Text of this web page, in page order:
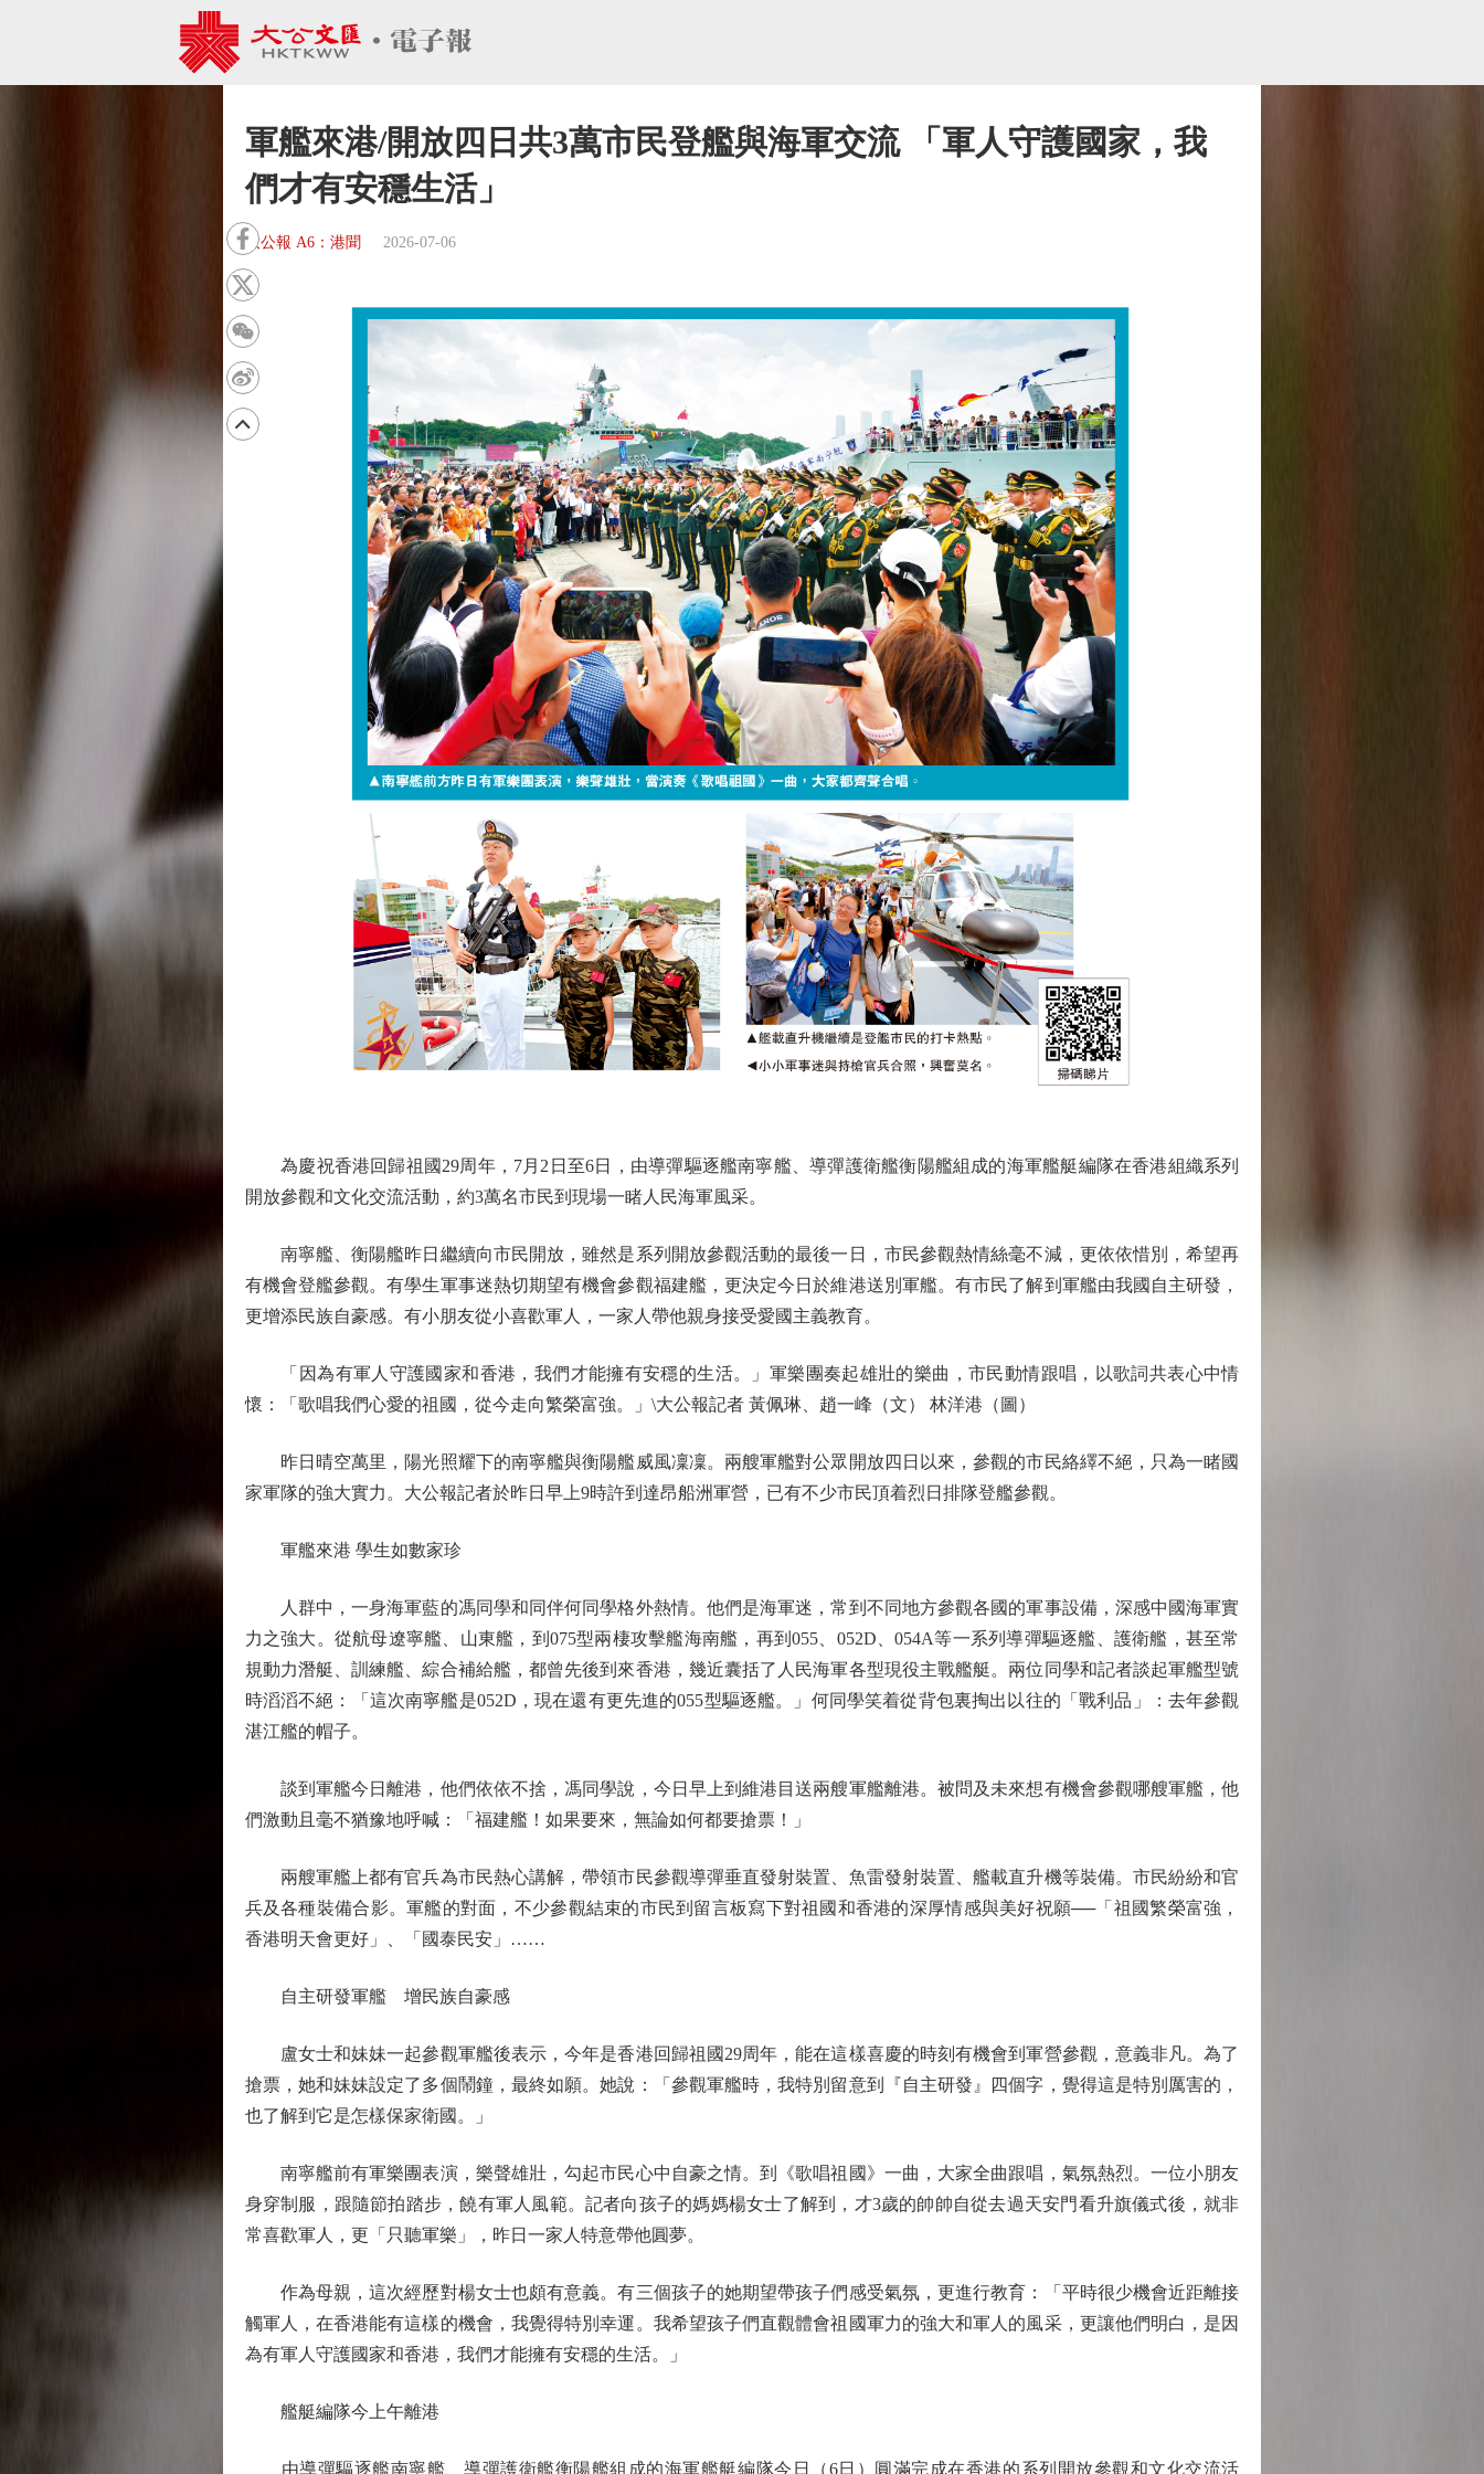
軍艦來港/開放四日共3萬市民登艦與海軍交流 「軍人守護國家，我
們才有安穩生活」
大公報 A6：港聞 2026-07-06
為慶祝香港回歸祖國29周年，7月2日至6日，由導彈驅逐艦南寧艦、導彈護衛艦衡陽艦組成的海軍艦艇編隊在香港組織系列
開放參觀和文化交流活動，約3萬名市民到現場一睹人民海軍風采。
南寧艦、衡陽艦昨日繼續向市民開放，雖然是系列開放參觀活動的最後一日，市民參觀熱情絲毫不減，更依依惜別，希望再
有機會登艦參觀。有學生軍事迷熱切期望有機會參觀福建艦，更決定今日於維港送別軍艦。有市民了解到軍艦由我國自主研發，
更增添民族自豪感。有小朋友從小喜歡軍人，一家人帶他親身接受愛國主義教育。
「因為有軍人守護國家和香港，我們才能擁有安穩的生活。」軍樂團奏起雄壯的樂曲，市民動情跟唱，以歌詞共表心中情
懷：「歌唱我們心愛的祖國，從今走向繁榮富強。」\大公報記者 黃佩琳、趙一峰（文） 林洋港（圖）
昨日晴空萬里，陽光照耀下的南寧艦與衡陽艦威風凜凜。兩艘軍艦對公眾開放四日以來，參觀的市民絡繹不絕，只為一睹國
家軍隊的強大實力。大公報記者於昨日早上9時許到達昂船洲軍營，已有不少市民頂着烈日排隊登艦參觀。
軍艦來港 學生如數家珍
人群中，一身海軍藍的馮同學和同伴何同學格外熱情。他們是海軍迷，常到不同地方參觀各國的軍事設備，深感中國海軍實
力之強大。從航母遼寧艦、山東艦，到075型兩棲攻擊艦海南艦，再到055、052D、054A等一系列導彈驅逐艦、護衛艦，甚至常
規動力潛艇、訓練艦、綜合補給艦，都曾先後到來香港，幾近囊括了人民海軍各型現役主戰艦艇。兩位同學和記者談起軍艦型號
時滔滔不絕：「這次南寧艦是052D，現在還有更先進的055型驅逐艦。」何同學笑着從背包裏掏出以往的「戰利品」：去年參觀
湛江艦的帽子。
談到軍艦今日離港，他們依依不捨，馮同學說，今日早上到維港目送兩艘軍艦離港。被問及未來想有機會參觀哪艘軍艦，他
們激動且毫不猶豫地呼喊：「福建艦！如果要來，無論如何都要搶票！」
兩艘軍艦上都有官兵為市民熱心講解，帶領市民參觀導彈垂直發射裝置、魚雷發射裝置、艦載直升機等裝備。市民紛紛和官
兵及各種裝備合影。軍艦的對面，不少參觀結束的市民到留言板寫下對祖國和香港的深厚情感與美好祝願──「祖國繁榮富強，
香港明天會更好」、「國泰民安」……
自主研發軍艦 增民族自豪感
盧女士和妹妹一起參觀軍艦後表示，今年是香港回歸祖國29周年，能在這樣喜慶的時刻有機會到軍營參觀，意義非凡。為了
搶票，她和妹妹設定了多個鬧鐘，最終如願。她說：「參觀軍艦時，我特別留意到『自主研發』四個字，覺得這是特別厲害的，
也了解到它是怎樣保家衛國。」
南寧艦前有軍樂團表演，樂聲雄壯，勾起市民心中自豪之情。到《歌唱祖國》一曲，大家全曲跟唱，氣氛熱烈。一位小朋友
身穿制服，跟隨節拍踏步，饒有軍人風範。記者向孩子的媽媽楊女士了解到，才3歲的帥帥自從去過天安門看升旗儀式後，就非
常喜歡軍人，更「只聽軍樂」，昨日一家人特意帶他圓夢。
作為母親，這次經歷對楊女士也頗有意義。有三個孩子的她期望帶孩子們感受氣氛，更進行教育：「平時很少機會近距離接
觸軍人，在香港能有這樣的機會，我覺得特別幸運。我希望孩子們直觀體會祖國軍力的強大和軍人的風采，更讓他們明白，是因
為有軍人守護國家和香港，我們才能擁有安穩的生活。」
艦艇編隊今上午離港
由導彈驅逐艦南寧艦、導彈護衛艦衡陽艦組成的海軍艦艇編隊今日（6日）圓滿完成在香港的系列開放參觀和文化交流活